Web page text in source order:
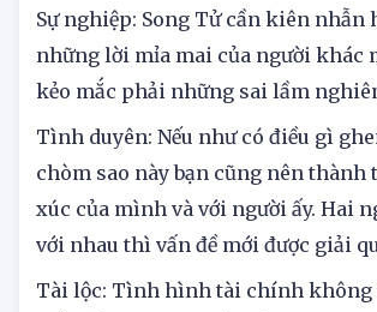
Sự nghiệp: Song Tử cần kiên nhẫn
những lời mỉa mai của người khác
kẻo mắc phải những sai lầm
Tình duyên: Nếu như có điều gì
chòm sao này bạn cũng nên thành
xúc của mình và với người ấy. Hai
với nhau thì vấn đề mới được giải
Tài lộc: Tình hình tài chính không